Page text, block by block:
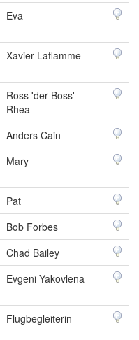
Eva
Xavier Laflamme
Ross 'der Boss'
Rhea
Anders Cain
Mary
Pat
Bob Forbes
Chad Bailey
Evgeni Yakovlena
Flugbegleiterin